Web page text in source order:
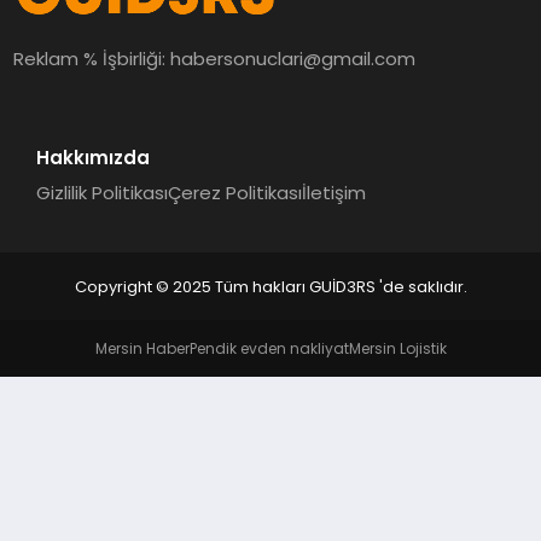
MAGAZIN
Reklam % İşbirliği:habersonuclari@gmail.com
Hakkımızda
Gizlilik PolitikasıÇerez Politikasıİletişim
Copyright © 2025 Tüm hakları GUİD3RS 'de saklıdır.
Mersin HaberPendik evden nakliyatMersin Lojistik